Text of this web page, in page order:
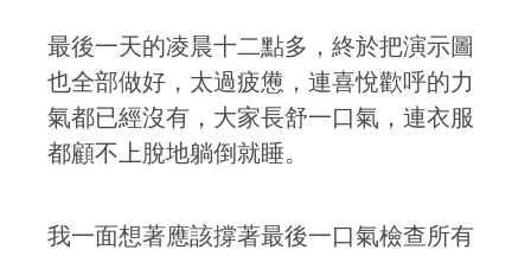
最後一天的凌晨十二點多，終於把演示圖
也全部做好，太過疲憊，連喜悅歡呼的力
氣都已經沒有，大家長舒一口氣，連衣服
都顧不上脫地躺倒就睡。
我一面想著應該撐著最後一口氣檢查所有